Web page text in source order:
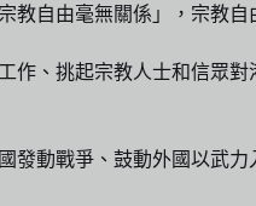
自由毫無關係」，宗教
、挑起宗教人士和信眾
動戰爭、鼓動外國以武